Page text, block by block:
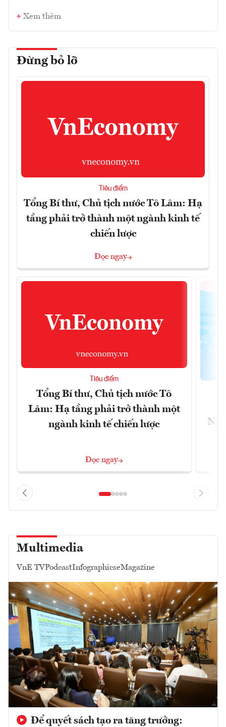
Xem thêm
Đừng bỏ lỡ
Tiêu điểm
Tổng Bí thư, Chủ tịch nước Tô Lâm: Hạ
tầng phải trở thành một ngành kinh tế
chiến lược
Đọc ngay
Tiêu điểm
Tổng Bí thư, Chủ tịch nước Tô
Lâm: Hạ tầng phải trở thành một
ngành kinh tế chiến lược
Đọc ngay
Multimedia
VnE TVPodcastInfographicseMagazine
Để quyết sách tạo ra tăng trưởng: